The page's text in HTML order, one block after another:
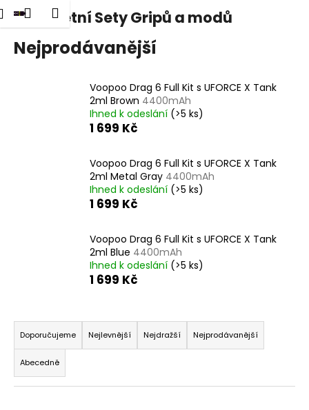
Přejít
na
obsah
Přihlášení
Nákupní
košík
Menu
Kompletní Sety Gripů a modů
Nejprodávanější
Voopoo Drag 6 Full Kit s UFORCE X Tank
2ml Brown 4400mAh
Ihned k odeslání (>5 ks)
1 699 Kč
Voopoo Drag 6 Full Kit s UFORCE X Tank
2ml Metal Gray 4400mAh
Ihned k odeslání (>5 ks)
1 699 Kč
Voopoo Drag 6 Full Kit s UFORCE X Tank
2ml Blue 4400mAh
Ihned k odeslání (>5 ks)
1 699 Kč
Ř
a
z
e
n
Doporučujeme Nejlevnější Nejdražší Nejprodávanější
Abecedně
K
o
a
j
t